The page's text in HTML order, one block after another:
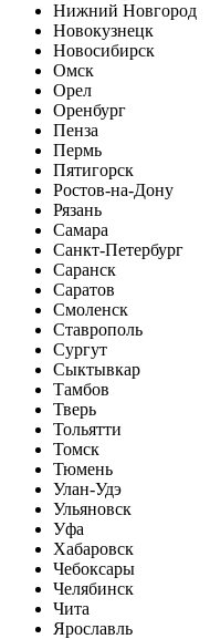
Нижний Новгород
Новокузнецк
Новосибирск
Омск
Орел
Оренбург
Пенза
Пермь
Пятигорск
Ростов-на-Дону
Рязань
Самара
Санкт-Петербург
Саранск
Саратов
Смоленск
Ставрополь
Сургут
Сыктывкар
Тамбов
Тверь
Тольятти
Томск
Тюмень
Улан-Удэ
Ульяновск
Уфа
Хабаровск
Чебоксары
Челябинск
Чита
Ярославль